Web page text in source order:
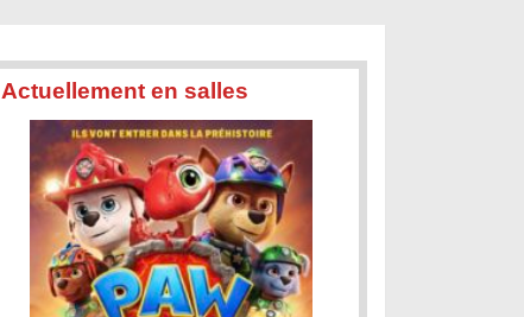
Actuellement en salles